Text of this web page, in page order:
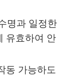
명과 일정한
유효하여 안
동 가능하도